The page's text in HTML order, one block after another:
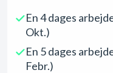
En 4 dages
Okt.)
En 5 dages
Febr.)